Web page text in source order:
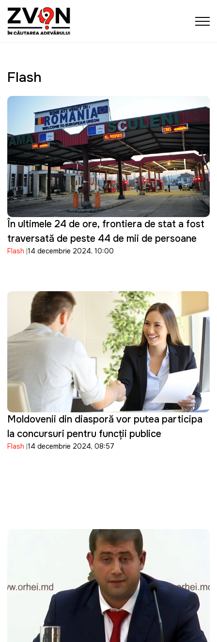
Flash
În ultimele 24 de ore, frontiera de stat a fost
traversată de peste 44 de mii de persoane
Flash 14 decembrie 2024, 10:00
Moldovenii din diasporă vor putea participa
la concursuri pentru funcții publice
Flash 14 decembrie 2024, 08:57